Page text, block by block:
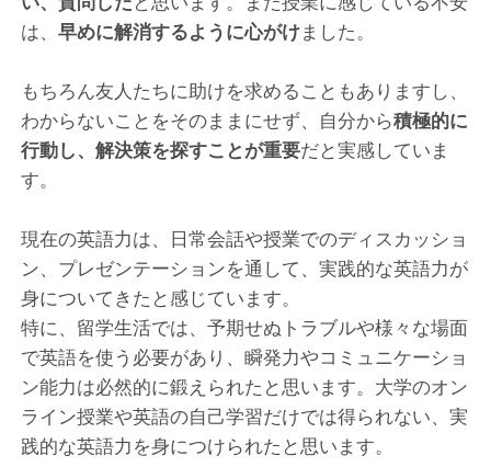
は、早めに解消するように心がけました。
もちろん友人たちに助けを求めることもありますし、
わからないことをそのままにせず、自分から積極的に
行動し、解決策を探すことが重要だと実感していま
す。
現在の英語力は、日常会話や授業でのディスカッショ
ン、プレゼンテーションを通して、実践的な英語力が
身についてきたと感じています。
特に、留学生活では、予期せぬトラブルや様々な場面
で英語を使う必要があり、瞬発力やコミュニケーショ
ン能力は必然的に鍛えられたと思います。大学のオン
ライン授業や英語の自己学習だけでは得られない、実
践的な英語力を身につけられたと思います。